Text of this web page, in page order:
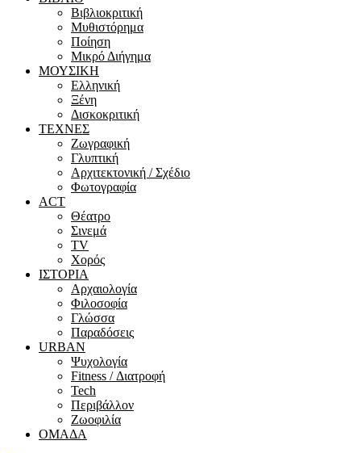
Βιβλιοκριτική
Μυθιστόρημα
Ποίηση
Μικρό Διήγημα
ΜΟΥΣΙΚΗ
Ελληνική
Ξένη
Δισκοκριτική
ΤΕΧΝΕΣ
Ζωγραφική
Γλυπτική
Αρχιτεκτονική / Σχέδιο
Φωτογραφία
ACT
Θέατρο
Σινεμά
ΤV
Χορός
ΙΣΤΟΡΙΑ
Αρχαιολογία
Φιλοσοφία
Γλώσσα
Παραδόσεις
URBAN
Ψυχολογία
Fitness / Διατροφή
Tech
Περιβάλλον
Ζωοφιλία
ΟΜΑΔΑ